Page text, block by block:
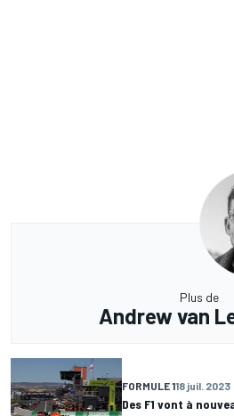
Plus de
Andrew van
FORMULE 118 juil. 2023
Des F1 vont à